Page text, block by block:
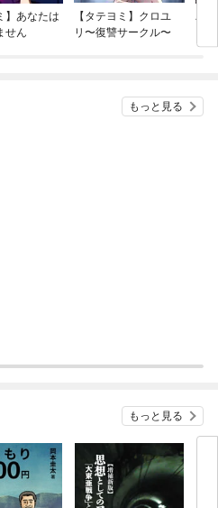
】あなたは
せん
【タテヨミ】クロユ
リ〜復讐サークル〜
バ
今
もっと見る
もっと見る